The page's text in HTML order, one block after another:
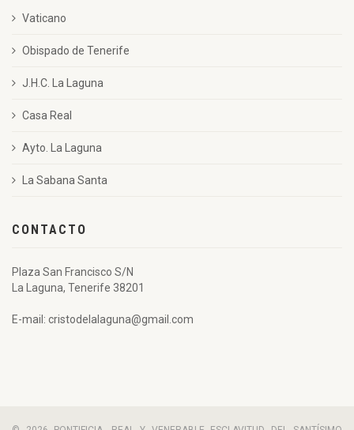
Vaticano
Obispado de Tenerife
J.H.C. La Laguna
Casa Real
Ayto. La Laguna
La Sabana Santa
CONTACTO
Plaza San Francisco S/N
La Laguna, Tenerife 38201
E-mail: cristodelalaguna@gmail.com